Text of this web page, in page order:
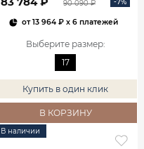
90 090 ₽
от13 964 ₽x 6 платежей
Выберите размер:
17
Купить в один клик
В КОРЗИНУ
В наличии